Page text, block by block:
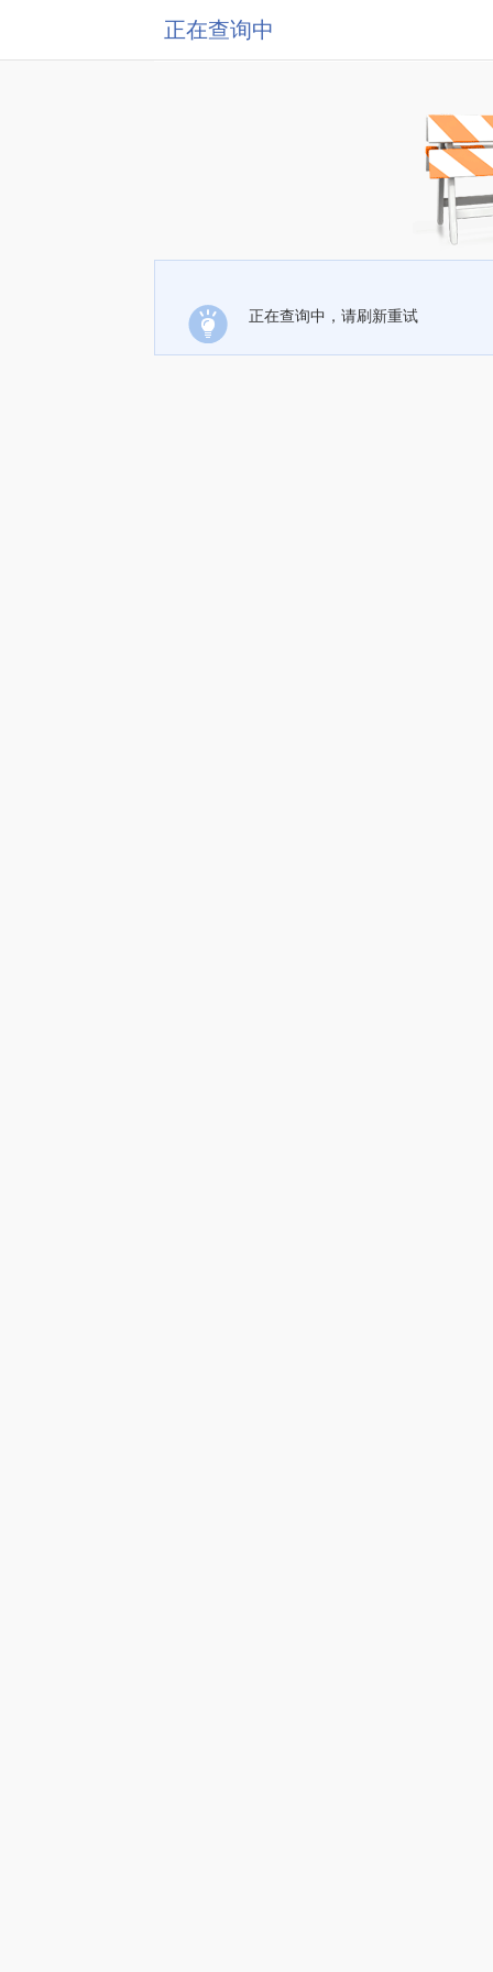
正在查询中
正在查询中，请刷新重试